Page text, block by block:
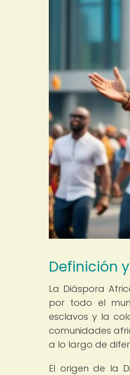
Definición
La Diáspora
por todo el
esclavos y la
comunidades
a lo largo de
El origen de la